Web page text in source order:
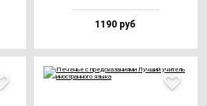
1190 руб